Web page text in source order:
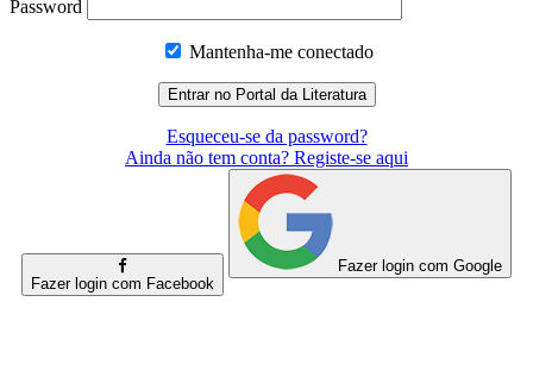
Password
Mantenha-me conectado
Esqueceu-se da password?
Ainda não tem conta? Registe-se aqui
Fazer login com Facebook
Fazer login com Google